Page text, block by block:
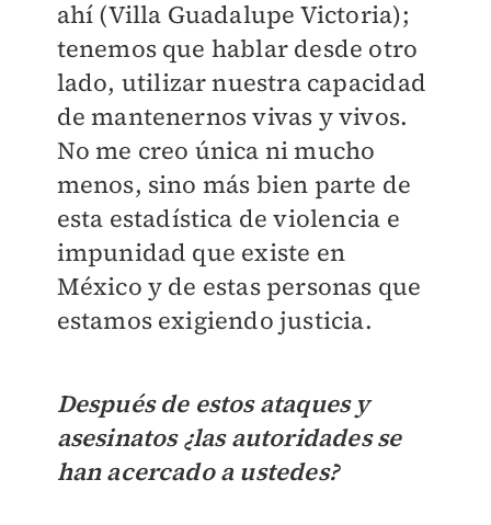
ahí (Villa Guadalupe Victoria);
tenemos que hablar desde otro
lado, utilizar nuestra capacidad
de mantenernos vivas y vivos.
No me creo única ni mucho
menos, sino más bien parte de
esta estadística de violencia e
impunidad que existe en
México y de estas personas que
estamos exigiendo justicia.
Después de estos ataques y
asesinatos ¿las autoridades se
han acercado a ustedes?